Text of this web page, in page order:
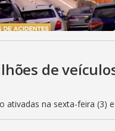
de
ativadas na sexta-feira (3)